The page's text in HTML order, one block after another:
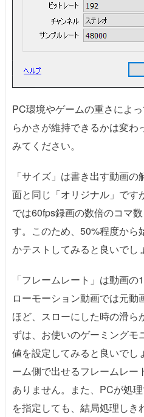
PC環境やゲームの重さによ
らかさが維持できるかは変わ
みてください。
「サイズ」は書き出す動画
面と同じ「オリジナル」です
では60fps録画の数倍のコマ
す。このため、50%程度から
かテストしてみると良いでし
「フレームレート」は動画
ローモーション動画では元
ほど、スローにした時の滑ら
ずは、お使いのゲーミングモ
値を設定してみると良いでし
ーム側で出せるフレームレー
ありません。また、PCが処
を指定しても、結局処理しき